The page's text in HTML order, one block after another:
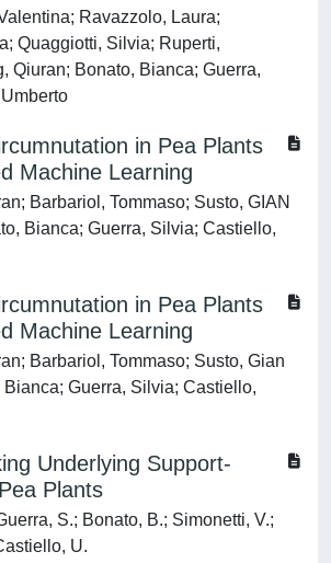
Ravazzolo, Laura;
Quaggiotti, Silvia; Ruperti,
Qiuran; Bonato, Bianca; Guerra,
in Pea Plants
Machine Learning
Barbariol, Tommaso; Susto, GIAN
Bianca; Guerra, Silvia; Castiello,
in Pea Plants
Machine Learning
Barbariol, Tommaso; Susto, Gian
Guerra, Silvia; Castiello,
Underlying Support-
Plants
S.; Bonato, B.; Simonetti, V.;
U.